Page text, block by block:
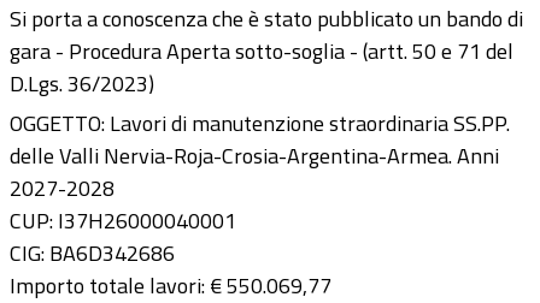
Si porta a conoscenza che è stato pubblicato un bando di
gara - Procedura Aperta sotto-soglia - (artt. 50 e 71 del
D.Lgs. 36/2023)
OGGETTO: Lavori di manutenzione straordinaria SS.PP.
delle Valli Nervia-Roja-Crosia-Argentina-Armea. Anni
2027-2028
CUP: I37H26000040001
CIG: BA6D342686
Importo totale lavori: € 550.069,77